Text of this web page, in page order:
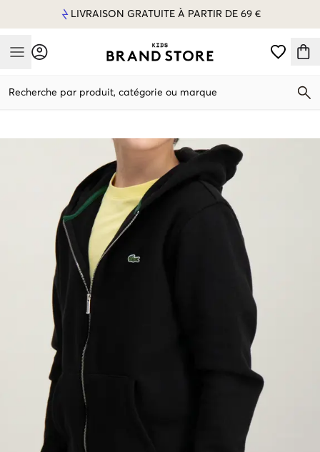
LIVRAISON GRATUITE À PARTIR DE 69 €
Mobile Menu
Recherche par produit, catégorie ou marque